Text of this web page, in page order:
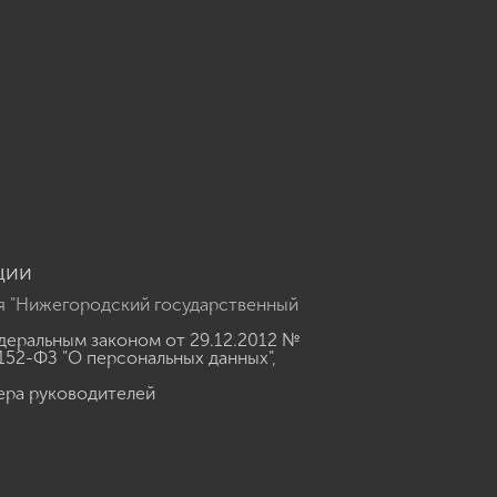
государственный
законом от 29.12.2012 №
ФЗ "О персональных данных",
руководителей